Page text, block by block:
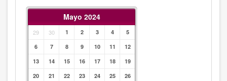
Mayo 2024
29 30 1 2 3 4
5
6
7 8 9 10 11
12
13
14 15 16 17 18
19
20
21 22 23 24 25
26